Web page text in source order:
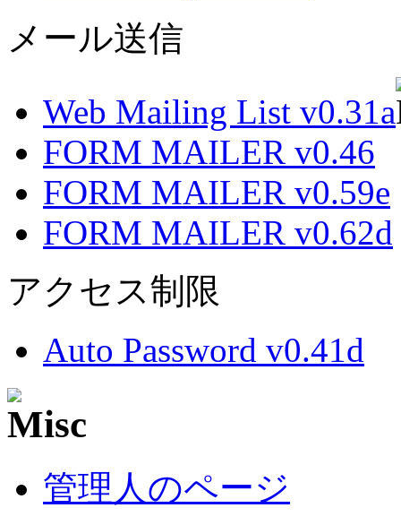
メール送信
Web Mailing List v0.31a
FORM MAILER v0.46
FORM MAILER v0.59e
FORM MAILER v0.62d
アクセス制限
Auto Password v0.41d
管理人のページ